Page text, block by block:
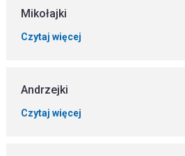
Mikołajki
Czytaj więcej
Andrzejki
Czytaj więcej